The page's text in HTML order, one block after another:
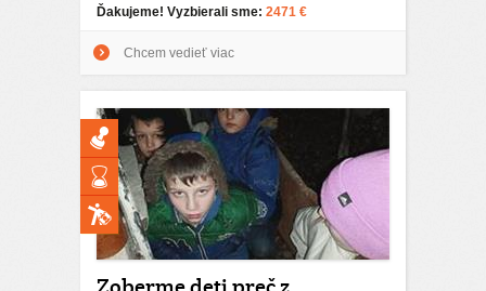
Ďakujeme! Vyzbierali sme: 2471 €
Chcem vedieť viac